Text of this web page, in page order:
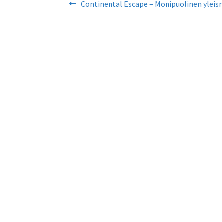
Artikkelien
Edellinen
Continental Escape – Monipuolinen